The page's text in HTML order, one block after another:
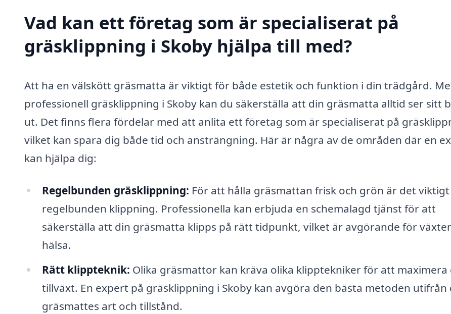
Vad kan ett företag som är specialiserat på
gräsklippning i Skoby hjälpa till med?
Att ha en välskött gräsmatta är viktigt för både estetik och funktion i din trädgård.
professionell gräsklippning i Skoby kan du säkerställa att din gräsmatta alltid ser sitt
ut. Det finns flera fördelar med att anlita ett företag som är specialiserat på
vilket kan spara dig både tid och ansträngning. Här är några av de områden där en
kan hjälpa dig:
Regelbunden gräsklippning: För att hålla gräsmattan frisk och grön är det viktigt
regelbunden klippning. Professionella kan erbjuda en schemalagd tjänst för att
säkerställa att din gräsmatta klipps på rätt tidpunkt, vilket är avgörande för
hälsa.
Rätt klippteknik: Olika gräsmattor kan kräva olika klipptekniker för att maximera
tillväxt. En expert på gräsklippning i Skoby kan avgöra den bästa metoden utifrån
gräsmattes art och tillstånd.